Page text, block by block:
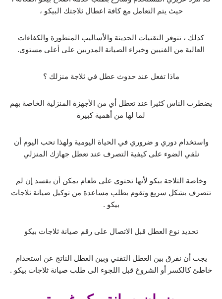
حيث يتم التعامل مع كافة اعطال ثلاجتك البيكو ،
كذلك ، تتوفر التقنيات الحديثة والأساليب المتطورة والكفاءات
العالية من الفنيين وخبراء الصيانة المدربين على أعلى مستوى.
ماذا تفعل عند حدوث عطل في ثلاجة منزلك ؟
يضطرب الناس كثيرا عند تعطل أي من الأجهزة المنزلية الخاصة بهم
لما لها من أهمية كبيرة
واستخدام دوري و ضروري في الحياة اليومية ولهذا نحب اليوم أن
نلقي الضوء على كيفية التصرف عند تعطل جهازك المنزلي
وخاصة الثلاجة بيكو لأنها تحتوي على طعام يمكن أن يفسد إن لم
تتصرف بشكل سريع وتقوم بطلب مساعدة من توكيل صيانة ثلاجات
بيكو .
تحديد نوع العطل قبل الاتصال على رقم صيانة ثلاجات بيكو
يجب أن نفرق بين العطل التقني وبين العطل الناتج عن استخدام
خاطئ كالكسر أو الشروخ قبل اللجوء الى طلب صيانة ثلاجات بيكو .